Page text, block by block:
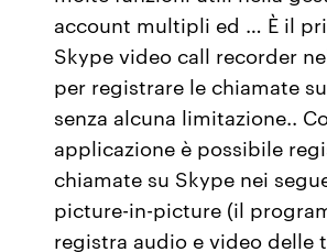
account multipli ed … È il
Skype video call recorder
per registrare le chiamate
senza alcuna limitazione..
applicazione è possibile
chiamate su Skype nei
picture-in-picture (il
registra audio e video delle